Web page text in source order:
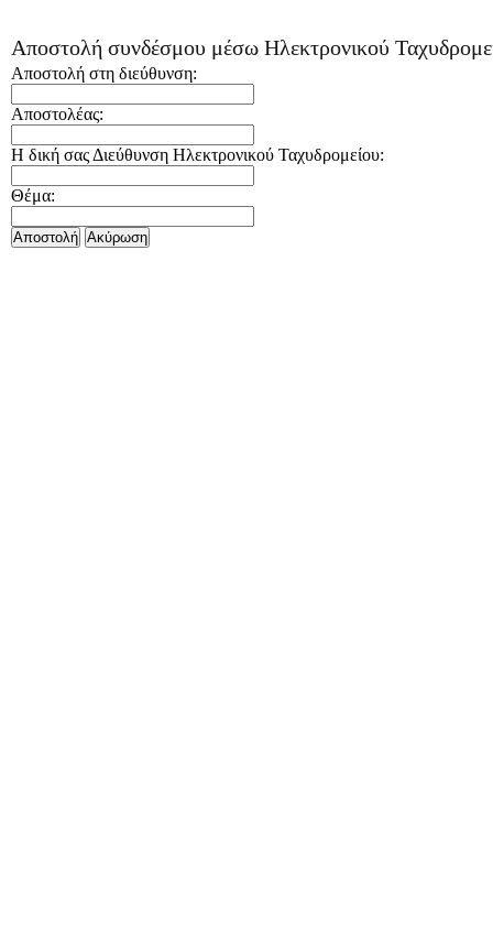
Αποστολή συνδέσμου μέσω Ηλεκτρονικού
Αποστολή στη διεύθυνση:
Αποστολέας:
Η δική σας Διεύθυνση Ηλεκτρονικού Ταχυδρομείου:
Θέμα:
Αποστολή Aκύρωση